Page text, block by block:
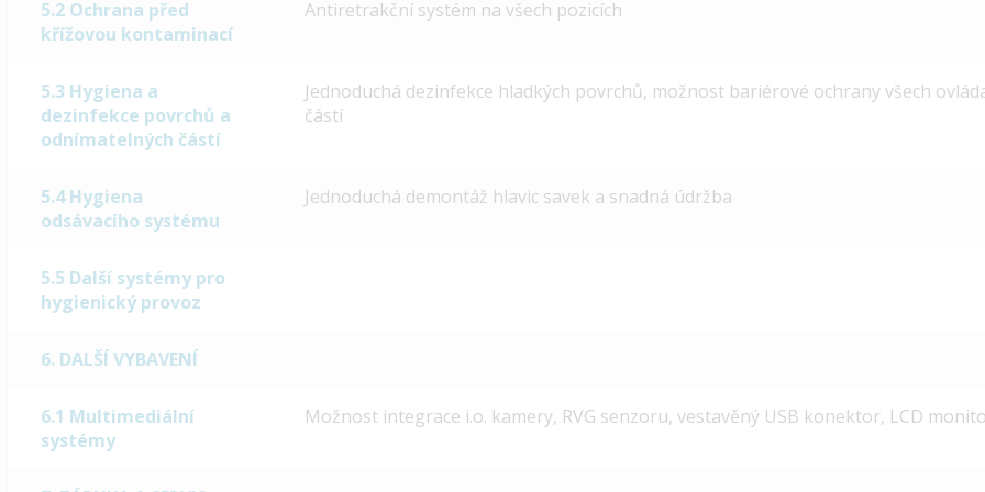
5.2 Ochrana před
křížovou kontaminací
Antiretrakční systém na všech pozicích
5.3 Hygiena a
dezinfekce povrchů a
odnímatelných částí
Jednoduchá dezinfekce hladkých povrchů, možnost bariérové ochrany všech
částí
5.4 Hygiena
odsávacího systému
Jednoduchá demontáž hlavic savek a snadná údržba
5.5 Další systémy pro
hygienický provoz
6. DALŠÍ VYBAVENÍ
6.1 Multimediální
systémy
Možnost integrace i.o. kamery, RVG senzoru, vestavěný USB konektor, LCD